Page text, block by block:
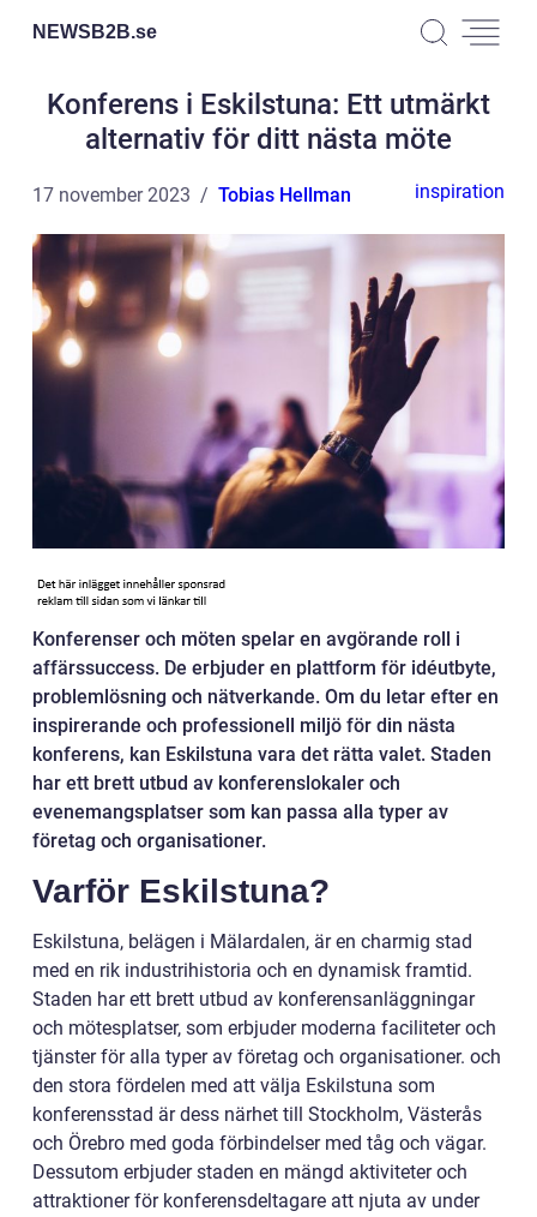
NEWSB2B.se
Konferens i Eskilstuna: Ett utmärkt
alternativ för ditt nästa möte
17 november 2023 Tobias Hellman inspiration
Konferenser och möten spelar en avgörande roll i
affärssuccess. De erbjuder en plattform för idéutbyte,
problemlösning och nätverkande. Om du letar efter en
inspirerande och professionell miljö för din nästa
konferens, kan Eskilstuna vara det rätta valet. Staden
har ett brett utbud av konferenslokaler och
evenemangsplatser som kan passa alla typer av
företag och organisationer.
Varför Eskilstuna?
Eskilstuna, belägen i Mälardalen, är en charmig stad
med en rik industrihistoria och en dynamisk framtid.
Staden har ett brett utbud av konferensanläggningar
och mötesplatser, som erbjuder moderna faciliteter och
tjänster för alla typer av företag och organisationer. och
den stora fördelen med att välja Eskilstuna som
konferensstad är dess närhet till Stockholm, Västerås
och Örebro med goda förbindelser med tåg och vägar.
Dessutom erbjuder staden en mängd aktiviteter och
attraktioner för konferensdeltagare att njuta av under